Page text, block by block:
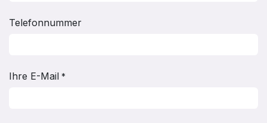
Telefonnummer
Ihre E-Mail *